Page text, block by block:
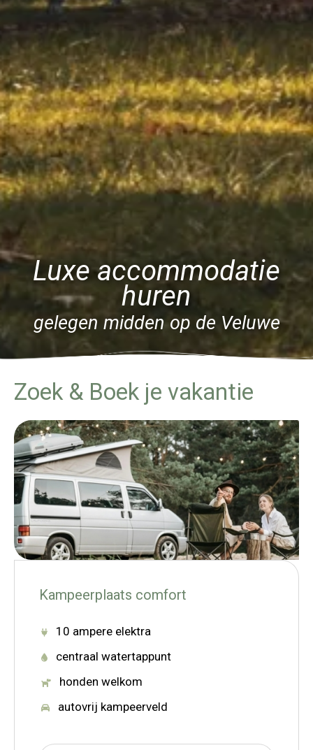
Luxe accommodatie
huren
gelegen midden op de Veluwe
Zoek & Boek je vakantie
Kampeerplaats comfort
10 ampere elektra
centraal watertappunt
honden welkom
autovrij kampeerveld